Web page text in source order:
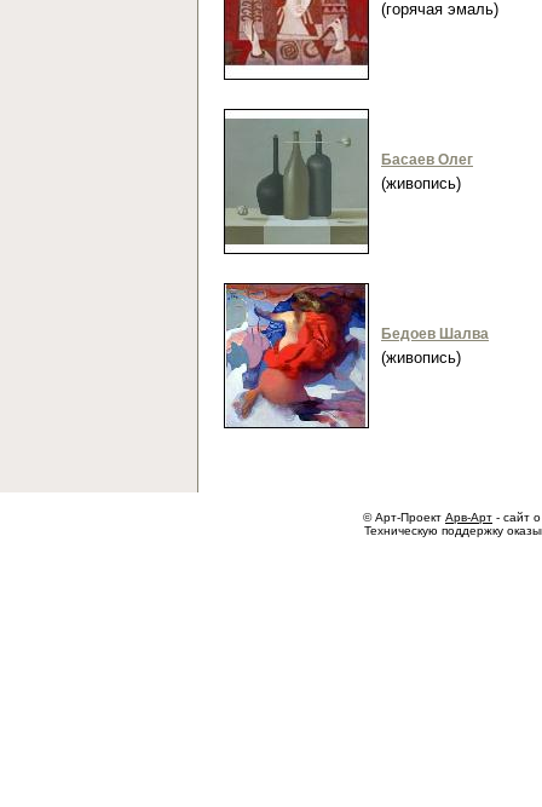
(горячая эмаль)
Басаев Олег
(живопись)
Бедоев Шалва
(живопись)
© Арт-Проект Арв-Арт - сайт
Техническую поддержку